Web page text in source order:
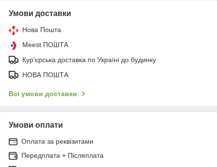
Умови доставки
Нова Пошта
Meest ПОШТА
Кур'єрська доставка по Україні до будинку
НОВА ПОШТА
Всі умови доставки
Умови оплати
Оплата за реквізитами
Передплата + Післяплата